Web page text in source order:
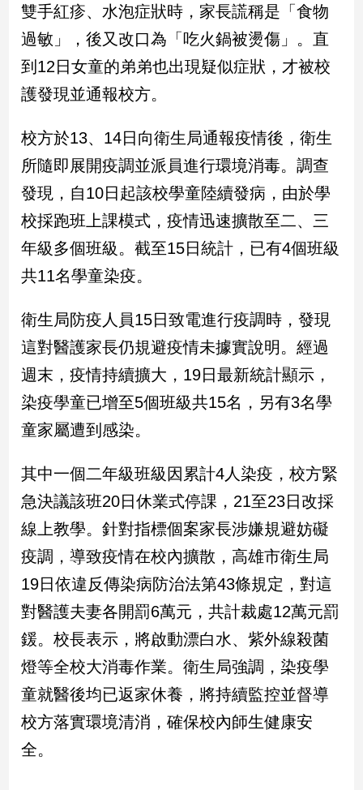
會
點
觀
兩
岸/
國
際
會/
地
方
新
冠
病
專
區
台
灣
觀
南
灣
觀
點
樂
雙手紅疹、水泡症狀時，家長謊稱是「食物
過敏」，後又改口為「吃火鍋被燙傷」。直
到12日女童的弟弟也出現疑似症狀，才被校
護發現並通報校方。
校方於13、14日向衛生局通報疫情後，衛生
所隨即展開疫調並派員進行環境消毒。調查
發現，自10日起該校學童陸續發病，由於學
校採跑班上課模式，疫情迅速擴散至二、三
年級多個班級。截至15日統計，已有4個班級
共11名學童染疫。
衛生局防疫人員15日致電進行疫調時，發現
這對醫護家長仍規避疫情未據實說明。經過
週末，疫情持續擴大，19日最新統計顯示，
染疫學童已增至5個班級共15名，另有3名學
童家屬遭到感染。
其中一個二年級班級因累計4人染疫，校方緊
急決議該班20日休業式停課，21至23日改採
線上教學。針對指標個案家長涉嫌規避妨礙
疫調，導致疫情在校內擴散，高雄市衛生局
19日依違反傳染病防治法第43條規定，對這
對醫護夫妻各開罰6萬元，共計裁處12萬元罰
鍰。校長表示，將啟動漂白水、紫外線殺菌
燈等全校大消毒作業。衛生局強調，染疫學
童就醫後均已返家休養，將持續監控並督導
校方落實環境清消，確保校內師生健康安
全。